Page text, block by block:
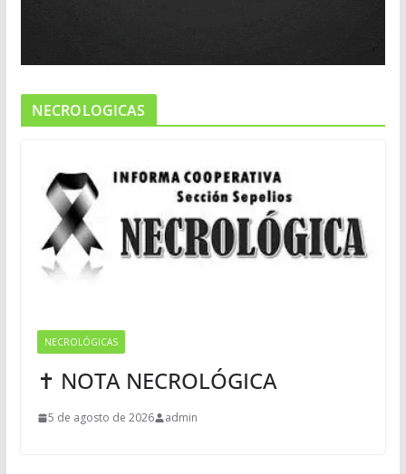
NECROLOGICAS
NECROLÓGICAS
✝ NOTA NECROLÓGICA
5 de agosto de 2026 admin